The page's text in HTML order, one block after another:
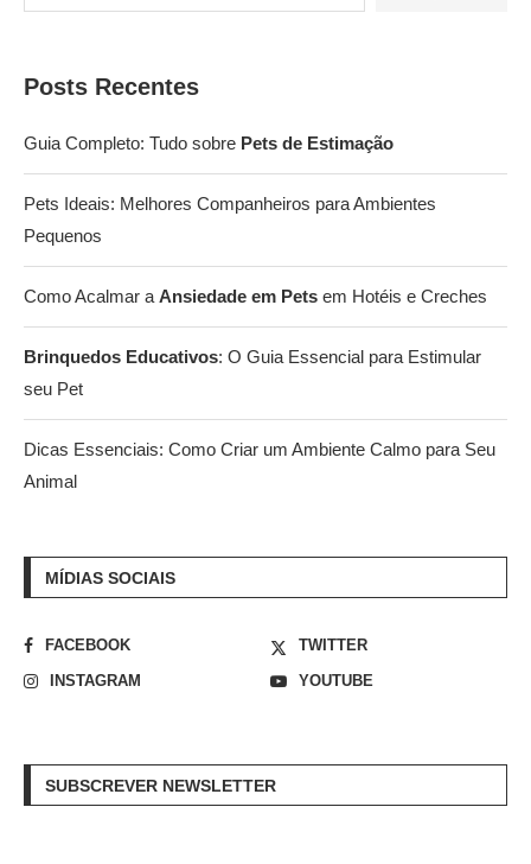
Posts Recentes
Guia Completo: Tudo sobre Pets de Estimação
Pets Ideais: Melhores Companheiros para Ambientes
Pequenos
Como Acalmar a Ansiedade em Pets em Hotéis e Creches
Brinquedos Educativos: O Guia Essencial para Estimular
seu Pet
Dicas Essenciais: Como Criar um Ambiente Calmo para Seu
Animal
MÍDIAS SOCIAIS
FACEBOOK
TWITTER
INSTAGRAM
YOUTUBE
SUBSCREVER NEWSLETTER